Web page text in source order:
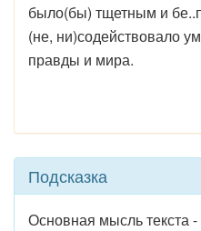
было(бы) тщетным и
(не, ни)содействовало
правды и мира.
Подсказка
Основная мысль текста